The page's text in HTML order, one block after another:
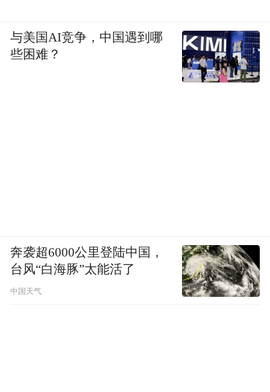
徐文藻 江苏省中国画学会学术委员会委员
与美国AI竞争，中国遇到哪
些困难？
奔袭超6000公里登陆中国，
台风“白海豚”太能活了
中国天气